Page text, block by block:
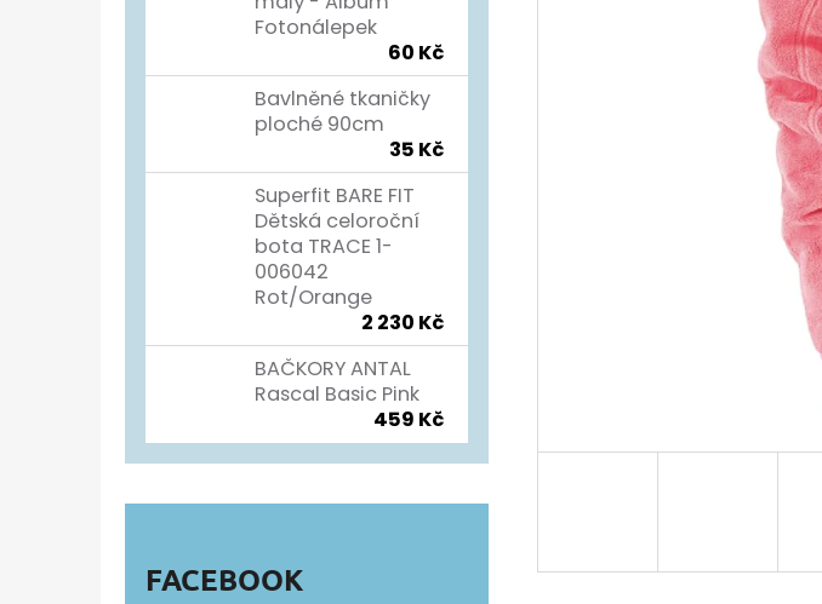
Fotonálepek
60 Kč
Bavlněné tkaničky
ploché 90cm
35 Kč
Superfit BARE FIT
Dětská celoroční
bota TRACE 1-
006042
Rot/Orange
2 230 Kč
BAČKORY ANTAL
Rascal Basic Pink
459 Kč
FACEBOOK
TURISTICKÝ DENÍK
60 Kč
TURISTICKÝ DENÍK MALÝ - ALBUM